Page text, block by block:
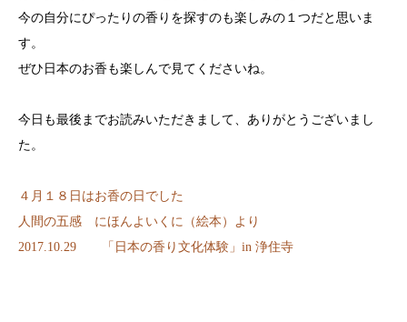
今の自分にぴったりの香りを探すのも楽しみの１つだと思いま
す。
ぜひ日本のお香も楽しんで見てくださいね。
今日も最後までお読みいただきまして、ありがとうございまし
た。
４月１８日はお香の日でした
人間の五感 にほんよいくに（絵本）より
2017.10.29 「日本の香り文化体験」in 浄住寺